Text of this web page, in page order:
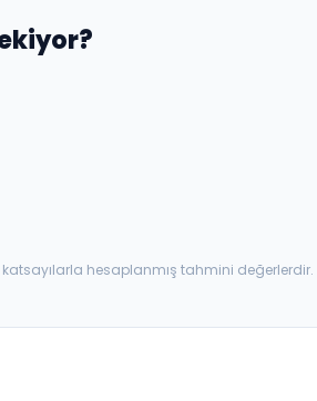
katsayılarla hesaplanmış tahmini değerlerdir.